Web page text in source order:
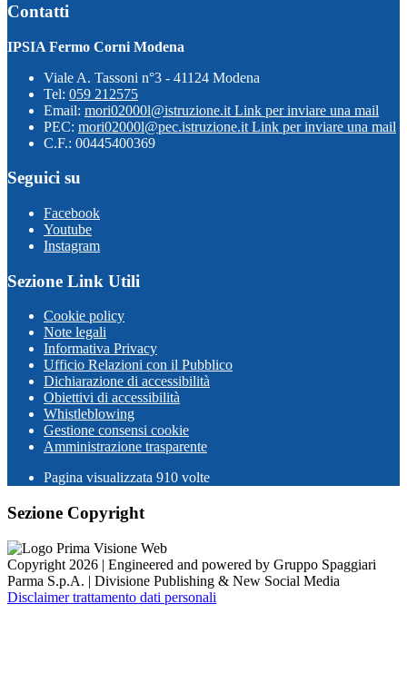
Contatti
IPSIA Fermo Corni Modena
Viale A. Tassoni n°3 - 41124 Modena
Tel: 059 212575
Email: mori02000l@istruzione.it Link per inviare una mail
PEC: mori02000l@pec.istruzione.it Link per inviare una mail
C.F.: 00445400369
Seguici su
Facebook
Youtube
Instagram
Sezione Link Utili
Cookie policy
Note legali
Informativa Privacy
Ufficio Relazioni con il Pubblico
Dichiarazione di accessibilità
Obiettivi di accessibilità
Whistleblowing
Gestione consensi cookie
Amministrazione trasparente
Pagina visualizzata 910 volte
Sezione Copyright
Copyright 2026 | Engineered and powered by Gruppo Spaggiari
Parma S.p.A. | Divisione Publishing & New Social Media
Disclaimer trattamento dati personali